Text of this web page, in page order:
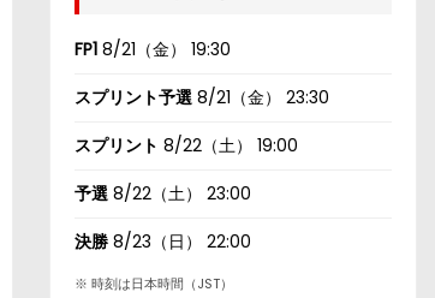
FP1 8/21（金） 19:30
スプリント予選 8/21（金） 23:30
スプリント 8/22（土） 19:00
予選 8/22（土） 23:00
決勝 8/23（日） 22:00
※ 時刻は日本時間（JST）